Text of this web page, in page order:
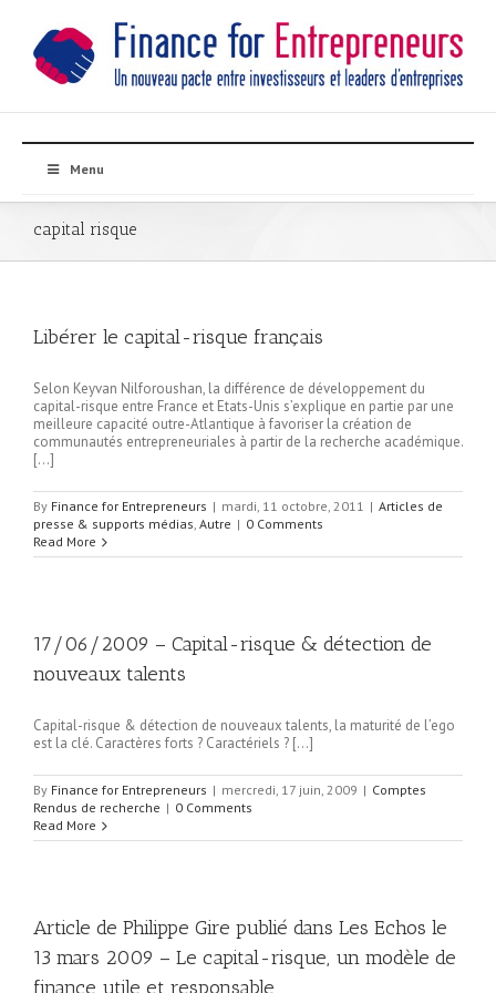
Menu
capital risque
Libérer le capital-risque français
Selon Keyvan Nilforoushan, la différence de développement du
capital-risque entre France et Etats-Unis s’explique en partie par une
meilleure capacité outre-Atlantique à favoriser la création de
communautés entrepreneuriales à partir de la recherche académique.
[…]
By Finance for Entrepreneurs | mardi, 11 octobre, 2011 | Articles de
presse & supports médias, Autre | 0 Comments
Read More
17/06/2009 – Capital-risque & détection de
nouveaux talents
Capital-risque & détection de nouveaux talents, la maturité de l’ego
est la clé. Caractères forts ? Caractériels ? […]
By Finance for Entrepreneurs | mercredi, 17 juin, 2009 | Comptes
Rendus de recherche | 0 Comments
Read More
Article de Philippe Gire publié dans Les Echos le
13 mars 2009 – Le capital-risque, un modèle de
finance utile et responsable